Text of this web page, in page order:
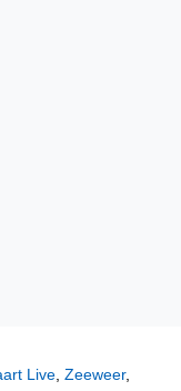
Live, Zeeweer,